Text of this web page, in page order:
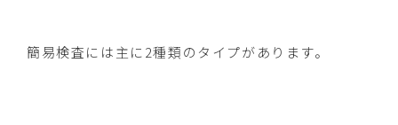
簡易検査には主に2種類のタイプがあります。